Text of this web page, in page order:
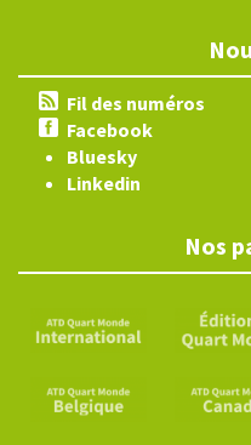
Fil des numéros
Facebook
Bluesky
Linkedin
Nos